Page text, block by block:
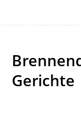
Gerichte